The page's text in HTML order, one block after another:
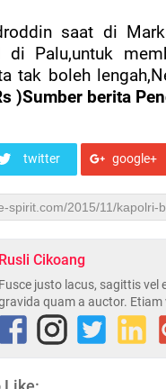
saat di
di Palu,untuk
tak boleh
)Sumber berita
twitter google+
Rusli Cikoang
Fusce justo lacus, sagittis vel
quam a auctor.